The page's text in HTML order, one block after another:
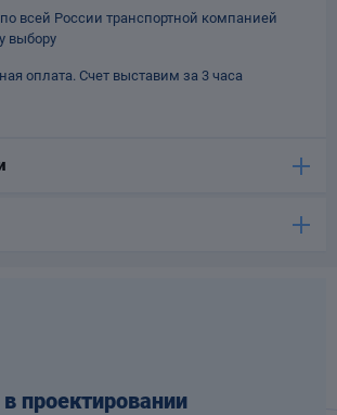
всей России транспортной компанией
выбору
оплата. Счет выставим за 3 часа
проектировании
Фильтры для
для труб